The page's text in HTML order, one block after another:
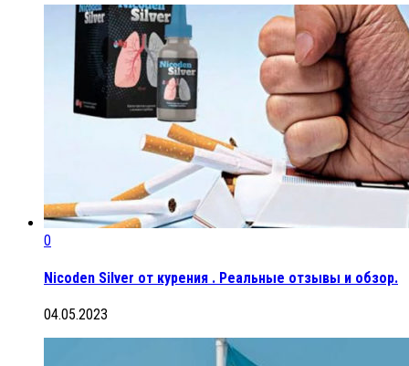
0
Nicoden Silver от курения . Реальные отзывы и обзор.
04.05.2023